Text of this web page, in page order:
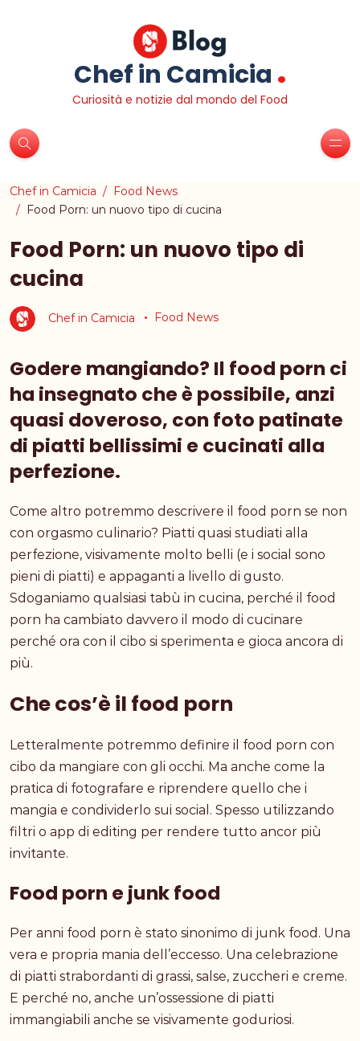
Chef in Camicia .
Curiosità e notizie dal mondo del Food
Chef in Camicia
Food News
Food Porn: un nuovo tipo di cucina
Food Porn: un nuovo tipo di
cucina
Chef in Camicia Food News
Godere mangiando? Il food porn ci
ha insegnato che è possibile, anzi
quasi doveroso, con foto patinate
di piatti bellissimi e cucinati alla
perfezione.
Come altro potremmo descrivere il food porn se non
con orgasmo culinario? Piatti quasi studiati alla
perfezione, visivamente molto belli (e i social sono
pieni di piatti) e appaganti a livello di gusto.
Sdoganiamo qualsiasi tabù in cucina, perché il food
porn ha cambiato davvero il modo di cucinare
perché ora con il cibo si sperimenta e gioca ancora di
più.
Che cos’è il food porn
Letteralmente potremmo definire il food porn con
cibo da mangiare con gli occhi. Ma anche come la
pratica di fotografare e riprendere quello che i
mangia e condividerlo sui social. Spesso utilizzando
filtri o app di editing per rendere tutto ancor più
invitante.
Food porn e junk food
Per anni food porn è stato sinonimo di junk food. Una
vera e propria mania dell’eccesso. Una celebrazione
di piatti strabordanti di grassi, salse, zuccheri e creme.
E perché no, anche un’ossessione di piatti
immangiabili anche se visivamente goduriosi.